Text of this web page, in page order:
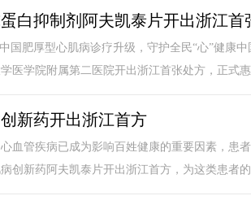
白抑制剂阿夫凯泰片开出浙江首
国肥厚型心肌病诊疗升级，守护全民“心”健
医学院附属第二医院开出浙江首张处方，正式
新药开出浙江首方
血管疾病已成为影响百姓健康的重要因素，患
创新药阿夫凯泰片开出浙江首方，为这类患者